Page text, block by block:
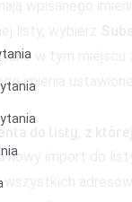
wpisanego
listy, wybierz
w tym
imienia
do listy, z
nowy import do
adresów